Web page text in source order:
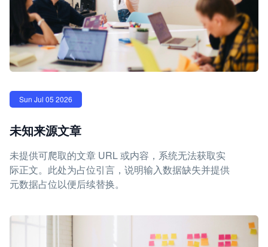
Sun Jul 05 2026
未知来源文章
未提供可爬取的文章 URL 或内容，系统无法获取实
际正文。此处为占位引言，说明输入数据缺失并提供
元数据占位以便后续替换。